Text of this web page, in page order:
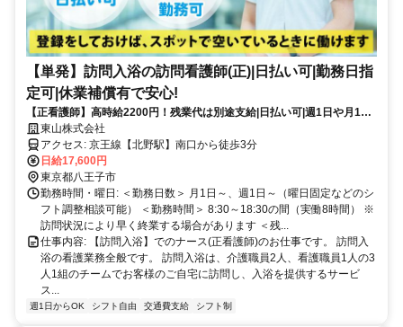
【単発】訪問入浴の訪問看護師(正)|日払い可|勤務日指
定可|休業補償有で安心!
【正看護師】高時給2200円！残業代は別途支給|日払い可|週1日や月1回
～の単発勤務OK|即日勤務可能|1日8hのスポットワーク【北野駅】
(17954-41-9)
東山株式会社
アクセス: 京王線【北野駅】南口から徒歩3分
日給17,600円
東京都八王子市
勤務時間・曜日: ＜勤務日数＞ 月1日～、週1日～（曜日固定などのシ
フト調整相談可能） ＜勤務時間＞ 8:30～18:30の間（実働8時間） ※
訪問状況により早く終業する場合があります ＜残...
仕事内容: 【訪問入浴】でのナース(正看護師)のお仕事です。 訪問入
浴の看護業務全般です。 訪問入浴は、介護職員2人、看護職員1人の3
人1組のチームでお客様のご自宅に訪問し、入浴を提供するサービ
ス...
週1日からOK シフト自由 交通費支給 シフト制